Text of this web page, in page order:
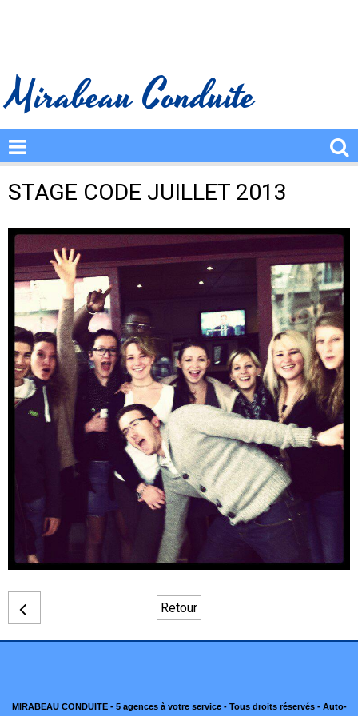
Mirabeau Conduite
STAGE CODE JUILLET 2013
Retour
MIRABEAU CONDUITE - 5 agences à votre service - Tous droits réservés - Auto-